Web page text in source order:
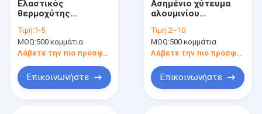
Ελαστικός
θερμοχύτης
ορθογώνιος
βιομηχανικός
θερμοχύτης
Τιμή:1-5
MOQ:500 κομμάτια
Λάβετε την πιο πρόσφατη τιμή
Επικοινωνήστε
Ασημένιο χύτευμα
αλουμινίου
συμπαγής
ηλεκτρονικός
θερμοαπορροφητής
Τιμή:2~10
MOQ:500 κομμάτια
Επικοινωνήστε